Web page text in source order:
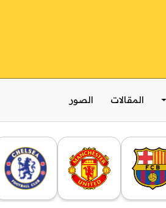
المقالات الصور